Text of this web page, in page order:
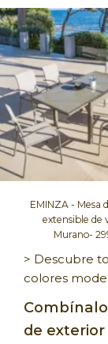
EMINZA - Mesa
extensible de
Murano-
> Descubre
colores
de exterior